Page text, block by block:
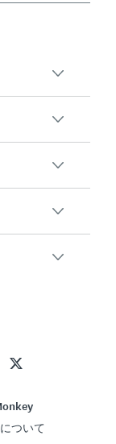
ついて